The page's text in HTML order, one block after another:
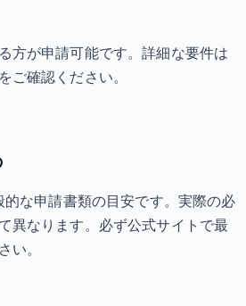
方が申請可能です。詳細な要件は
ご確認ください。
な申請書類の目安です。実際の必
異なります。必ず公式サイトで最
い。